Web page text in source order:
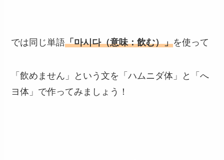
では同じ単語「마시다（意味：飲む）」を使って
「飲めません」という文を「ハムニダ体」と「へ
ヨ体」で作ってみましょう！